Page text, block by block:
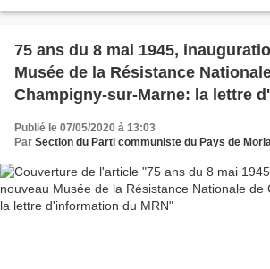
75 ans du 8 mai 1945,
Musée de la Résistance
Champigny-sur-Marne: la lettre
MRN
Publié le 07/05/2020 à 13:03
Par Section du Parti communiste du Pays de